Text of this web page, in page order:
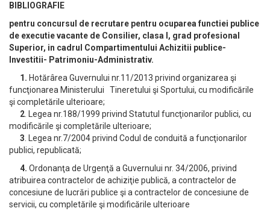
BIBLIOGRAFIE
pentru concursul de recrutare pentru ocuparea functiei publice
de executie vacante de Consilier, clasa I, grad profesional
Superior, in cadrul Compartimentului Achizitii publice-
Investitii- Patrimoniu-Administrativ.
1. Hotărârea Guvernului nr.11/2013 privind organizarea şi
funcţionarea Ministerului Tineretului şi Sportului, cu modificările
şi completările ulterioare;
2 . Legea nr.188/1999 privind Statutul funcţionarilor publici, cu
modificările şi completările ulterioare;
3 . Legea nr.7/2004 privind Codul de conduită a funcţionarilor
publici, republicată;
4. Ordonanţa de Urgenţă a Guvernului nr. 34/2006, privind
atribuirea contractelor de achiziţie publică, a contractelor de
concesiune de lucrări publice şi a contractelor de concesiune de
servicii, cu completările şi modificările ulterioare